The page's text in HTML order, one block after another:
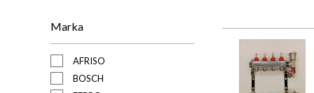
Marka
AFRISO
BOSCH